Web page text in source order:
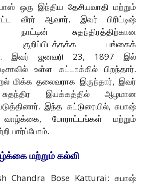
ஒரு இந்திய தேசியவாதி மற்றும்
வீரர் ஆவார், இவர் பிரிட்டிஷ்
நாட்டின் சுதந்திரத்திற்கான
குறிப்பிடத்தக்க பங்கைக்
இவர் ஜனவரி 23, 1897 இல்
உள்ள கட்டாக்கில் பிறந்தார்.
மிக்க தலைவராக இருந்தார், இவர்
இயக்கத்தில் ஆழமான
இந்த கட்டுரையில், சுபாஷ்
வாழ்க்கை, போராட்டங்கள் மற்றும்
பார்ப்போம்.
மற்றும் கல்வி
Chandra Bose Katturai: சுபாஷ்